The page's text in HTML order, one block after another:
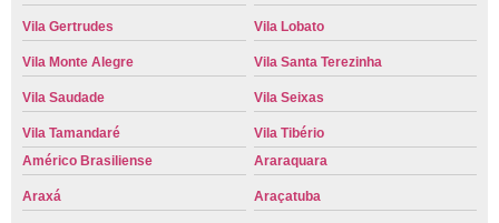
Vila Gertrudes Vila Lobato
Vila Monte Alegre Vila Santa Terezinha
Vila Saudade Vila Seixas
Vila Tamandaré
Vila Tibério
Américo Brasiliense
Araraquara
Araxá Araçatuba